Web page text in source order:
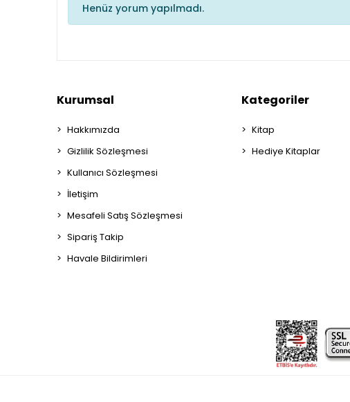
Henüz yorum yapılmadı.
Kurumsal
Hakkımızda
Gizlilik Sözleşmesi
Kullanıcı Sözleşmesi
İletişim
Mesafeli Satış Sözleşmesi
Sipariş Takip
Havale Bildirimleri
Kategoriler
Kitap
Hediye Kitaplar